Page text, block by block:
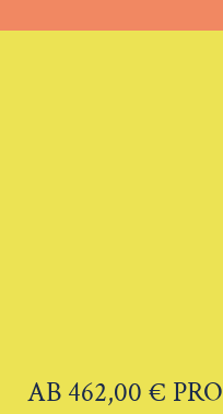
AB 462,00 € PRO